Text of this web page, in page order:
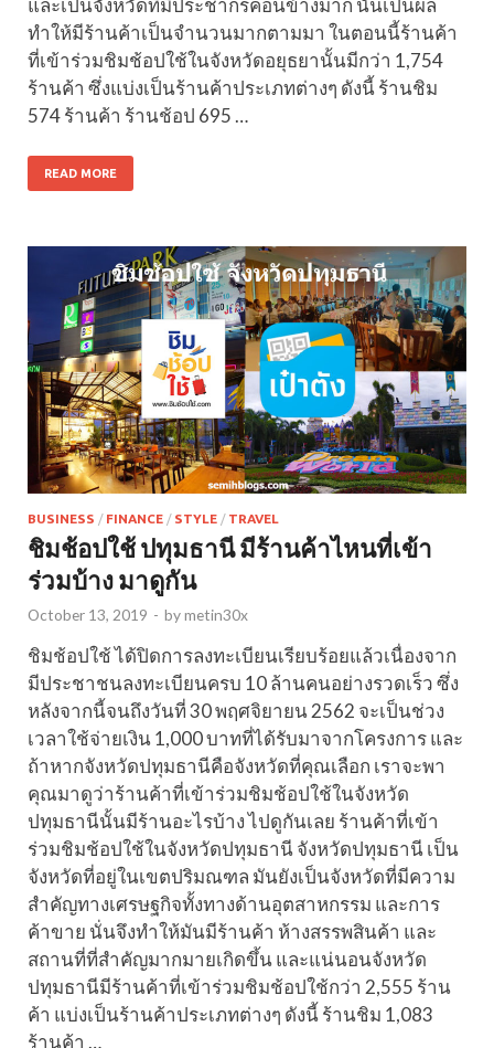
และเป็นจังหวัดทีมีประชากรค่อนข้างมาก นั่นเป็นผล
ทำให้มีร้านค้าเป็นจำนวนมากตามมา ในตอนนี้ร้านค้า
ที่เข้าร่วมชิมช้อปใช้ในจังหวัดอยุธยานั้นมีกว่า 1,754
ร้านค้า ซึ่งแบ่งเป็นร้านค้าประเภทต่างๆ ดังนี้ ร้านชิม
574 ร้านค้า ร้านช้อป 695 …
READ MORE
BUSINESS / FINANCE / STYLE / TRAVEL
ชิมช้อปใช้ ปทุมธานี มีร้านค้าไหนที่เข้า
ร่วมบ้าง มาดูกัน
October 13, 2019 - bymetin30x
ชิมช้อปใช้ ได้ปิดการลงทะเบียนเรียบร้อยแล้วเนื่องจาก
มีประชาชนลงทะเบียนครบ 10 ล้านคนอย่างรวดเร็ว ซึ่ง
หลังจากนี้จนถึงวันที่ 30 พฤศจิยายน 2562 จะเป็นช่วง
เวลาใช้จ่ายเงิน 1,000 บาทที่ได้รับมาจากโครงการ และ
ถ้าหากจังหวัดปทุมธานีคือจังหวัดที่คุณเลือก เราจะพา
คุณมาดูว่าร้านค้าที่เข้าร่วมชิมช้อปใช้ในจังหวัด
ปทุมธานีนั้นมีร้านอะไรบ้าง ไปดูกันเลย ร้านค้าที่เข้า
ร่วมชิมช้อปใช้ในจังหวัดปทุมธานี จังหวัดปทุมธานี เป็น
จังหวัดที่อยู่ในเขตปริมณฑล มันยังเป็นจังหวัดที่มีความ
สำคัญทางเศรษฐกิจทั้งทางด้านอุตสาหกรรม และการ
ค้าขาย นั่นจึงทำให้มันมีร้านค้า ห้างสรรพสินค้า และ
สถานที่ที่สำคัญมากมายเกิดขึ้น และแน่นอนจังหวัด
ปทุมธานีมีร้านค้าที่เข้าร่วมชิมช้อปใช้กว่า 2,555 ร้าน
ค้า แบ่งเป็นร้านค้าประเภทต่างๆ ดังนี้ ร้านชิม 1,083
ร้านค้า …